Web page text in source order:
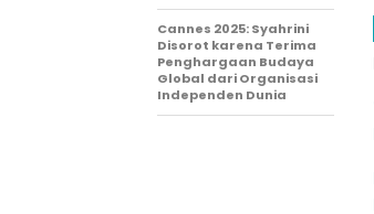
Cannes 2025: Syahrini
Disorot karena Terima
Penghargaan Budaya
Global dari Organisasi
Independen Dunia